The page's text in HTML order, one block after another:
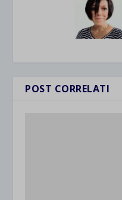
POST CORRELATI